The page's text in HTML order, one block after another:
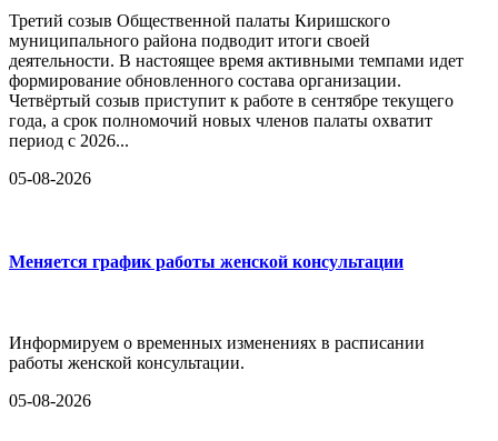
Третий созыв Общественной палаты Киришского
муниципального района подводит итоги своей
деятельности. В настоящее время активными темпами идет
формирование обновленного состава организации.
Четвёртый созыв приступит к работе в сентябре текущего
года, а срок полномочий новых членов палаты охватит
период с 2026...
05-08-2026
Меняется график работы женской консультации
Информируем о временных изменениях в расписании
работы женской консультации.
05-08-2026